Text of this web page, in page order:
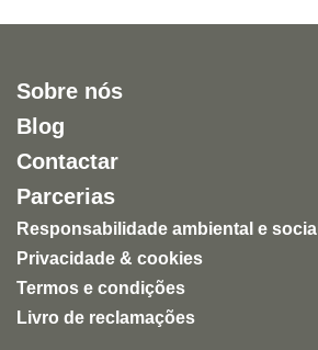
Sobre nós
Blog
Contactar
Parcerias
Responsabilidade ambiental e social
Privacidade & cookies
Termos e condições
Livro de reclamações